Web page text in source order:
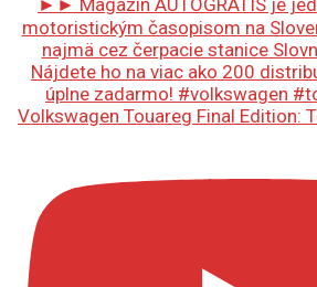
Volkswagen Touareg Final Edition: